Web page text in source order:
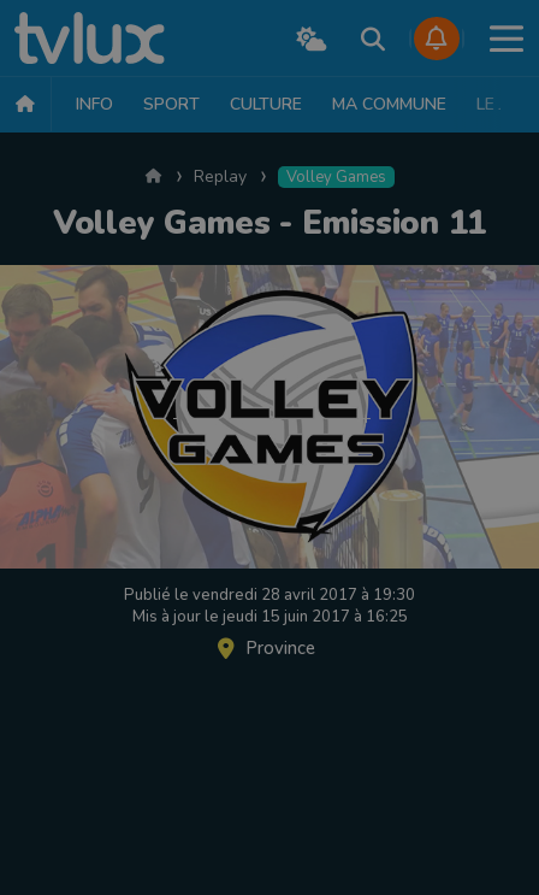
INFO SPORT CULTURE MA COMMUNE LE JT
AccueilReplay Volley Games
Volley Games - Emission 11
Publié le vendredi 28 avril 2017 à 19:30
Mis à jour le jeudi 15 juin 2017 à 16:25
Province